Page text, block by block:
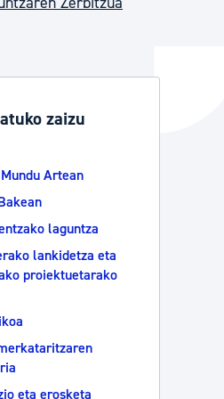
zaizu
Artean
laguntza
lankidetza eta
proiektuetarako
eta erosketa